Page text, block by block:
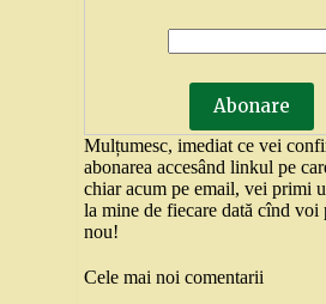
Mulțumesc, imediat ce vei
abonarea accesând linkul pe
chiar acum pe email, vei primi
la mine de fiecare dată cînd voi
nou!
Cele mai noi comentarii